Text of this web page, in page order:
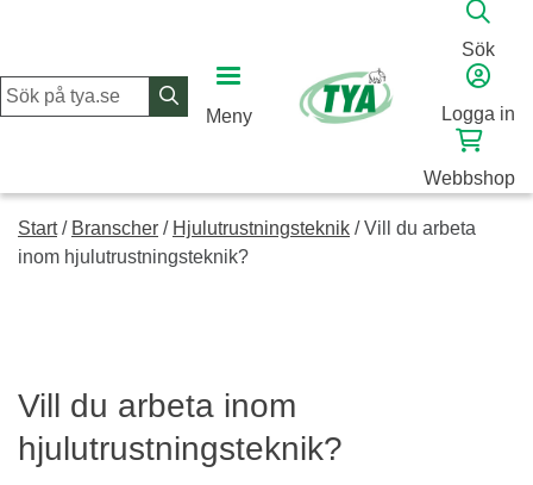
Meny
Sök
Logga in
Webbshop
Start/ Branscher / Hjulutrustningsteknik /Vill du arbeta
inom hjulutrustningsteknik?
Vill du arbeta inom
hjulutrustningsteknik?